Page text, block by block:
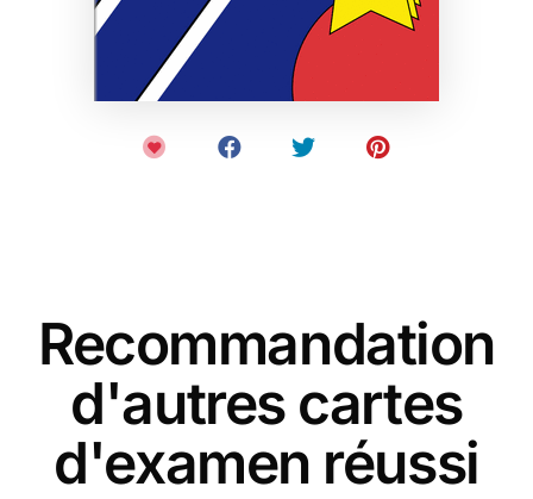
Recommandation
d'autres cartes
d'examen réussi